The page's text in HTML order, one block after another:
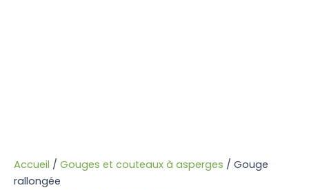
Accueil / Gouges et couteaux à asperges / Gouge
rallongée